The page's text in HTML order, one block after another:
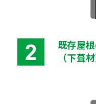
既存屋
（下葺